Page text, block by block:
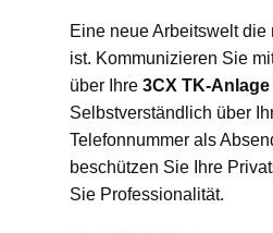
Eine neue Arbeitswelt
ist. Kommunizieren Sie
über Ihre 3CX TK-Anlage
Selbstverständlich über
Telefonnummer als
beschützen Sie Ihre
Sie Professionalität.